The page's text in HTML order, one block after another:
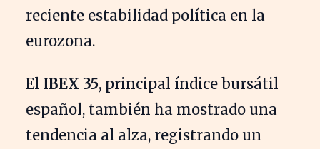
reciente estabilidad política en la
eurozona.
El IBEX 35, principal índice bursátil
español, también ha mostrado una
tendencia al alza, registrando un